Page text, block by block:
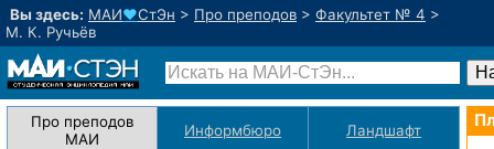
Вы здесь: МАИ♥СтЭн > Про преподов > Факультет № 4 >
М. К. Ручьёв
Про преподов
МАИ
Информбюро Ландшафт